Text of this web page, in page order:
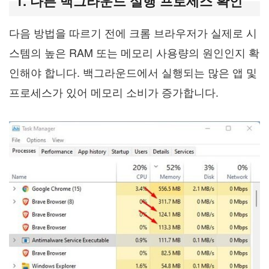
다음 방법을 따르기 전에 크롬 브라우저가 실제로 시
스템의 높은 RAM 또는 메모리 사용량의 원인인지 확
인해야 합니다. 백그라운드에서 실행되는 많은 앱 및
프로세스가 있어 메모리 소비가 증가합니다.